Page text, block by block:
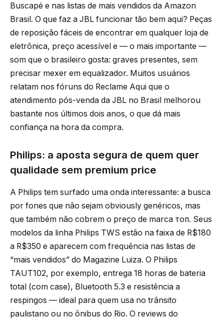
Buscapé e nas listas de mais vendidos da Amazon
Brasil. O que faz a JBL funcionar tão bem aqui? Peças
de reposição fáceis de encontrar em qualquer loja de
eletrônica, preço acessível e — o mais importante —
som que o brasileiro gosta: graves presentes, sem
precisar mexer em equalizador. Muitos usuários
relatam nos fóruns do Reclame Aqui que o
atendimento pós-venda da JBL no Brasil melhorou
bastante nos últimos dois anos, o que dá mais
confiança na hora da compra.
Philips: a aposta segura de quem quer
qualidade sem premium price
A Philips tem surfado uma onda interessante: a busca
por fones que não sejam obviously genéricos, mas
que também não cobrem o preço de marca топ. Seus
modelos da linha Philips TWS estão na faixa de R$180
a R$350 e aparecem com frequência nas listas de
“mais vendidos” do Magazine Luiza. O Philips
TAUT102, por exemplo, entrega 18 horas de bateria
total (com case), Bluetooth 5.3 e resistência a
respingos — ideal para quem usa no trânsito
paulistano ou no ônibus do Rio. O reviews do